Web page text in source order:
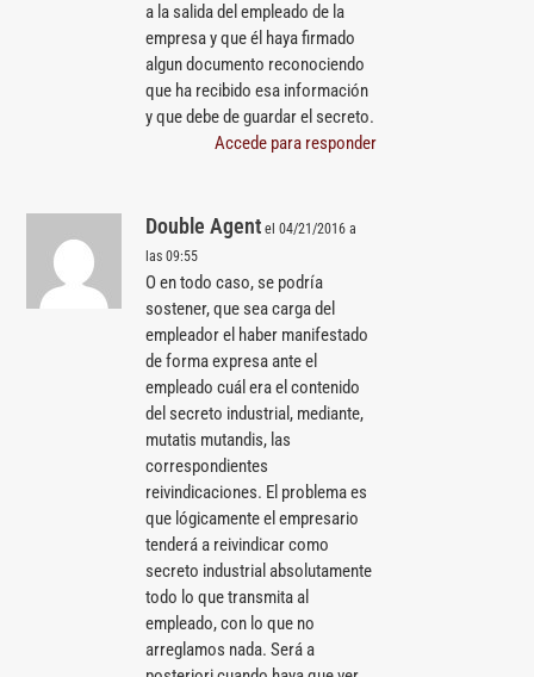
a la salida del empleado de la
empresa y que él haya firmado
algun documento reconociendo
que ha recibido esa información
y que debe de guardar el secreto.
Accede para responder
Double Agent el 04/21/2016 a
las 09:55
O en todo caso, se podría
sostener, que sea carga del
empleador el haber manifestado
de forma expresa ante el
empleado cuál era el contenido
del secreto industrial, mediante,
mutatis mutandis, las
correspondientes
reivindicaciones. El problema es
que lógicamente el empresario
tenderá a reivindicar como
secreto industrial absolutamente
todo lo que transmita al
empleado, con lo que no
arreglamos nada. Será a